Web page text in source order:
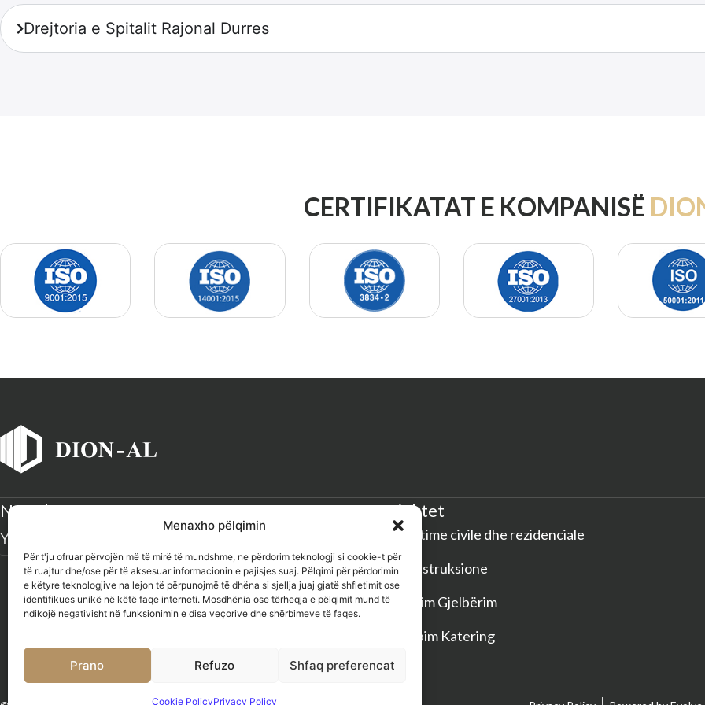
Menaxho pëlqimin
Për t'ju ofruar përvojën më të mirë të mundshme, ne përdorim teknologji si cookie-t për
të ruajtur dhe/ose për të aksesuar informacionin e pajisjes suaj. Pëlqimi për përdorimin
e këtyre teknologjive na lejon të përpunojmë të dhëna si sjellja juaj gjatë shfletimit ose
identifikues unikë në këtë faqe interneti. Mosdhënia ose tërheqja e pëlqimit mund të
ndikojë negativisht në funksionimin e disa veçorive dhe shërbimeve të faqes.
Prano Refuzo Shfaq preferencat
Cookie PolicyPrivacy Policy
Drejtoria e Spitalit Rajonal Durres
CERTIFIKATAT E KOMPANISË
Newsletter Projektet
Ndërtime civile dhe rezidenciale
Rikonstruksione
Pastrim Gjelbërim
Shërbim Katering